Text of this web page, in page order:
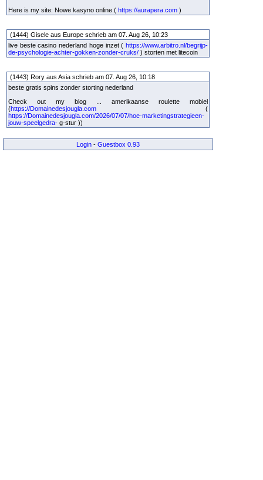
Here is my site: Nowe kasyno online ( https://aurapera.com )
(1444) Gisele aus Europe schrieb am 07. Aug 26, 10:23
live beste casino nederland hoge inzet ( https://www.arbitro.nl/begrijp-
de-psychologie-achter-gokken-zonder-cruks/ ) storten met litecoin
(1443) Rory aus Asia schrieb am 07. Aug 26, 10:18
beste gratis spins zonder storting nederland
Check out my blog ... amerikaanse roulette mobiel
(https://Domainedesjougla.com (
https://Domainedesjougla.com/2026/07/07/hoe-marketingstrategieen-
jouw-speelgedra- g-stur ))
Login - Guestbox 0.93